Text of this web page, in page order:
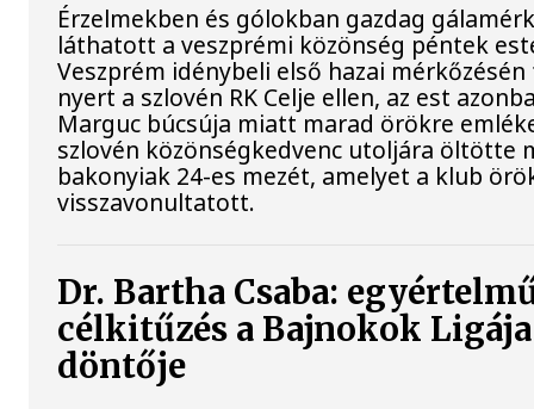
Érzelmekben és gólokban gazdag
láthatott a veszprémi közönség péntek
Veszprém idénybeli első hazai
nyert a szlovén RK Celje ellen, az est
Marguc búcsúja miatt marad örökre
szlovén közönségkedvenc utoljára öltötte
bakonyiak 24-es mezét, amelyet a klub
visszavonultatott.
Dr. Bartha Csaba:
célkitűzés a Bajnokok
döntője